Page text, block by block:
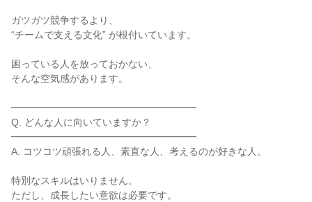
ガツガツ競争するより、
“チームで支える文化” が根付いています。
困っている人を放っておかない、
そんな空気感があります。
━━━━━━━━━━━━━━━━━━━
Q. どんな人に向いていますか？
━━━━━━━━━━━━━━━━━━━
A. コツコツ頑張れる人、素直な人、考えるのが好きな人。
特別なスキルはいりません。
ただし、成長したい意欲は必要です。